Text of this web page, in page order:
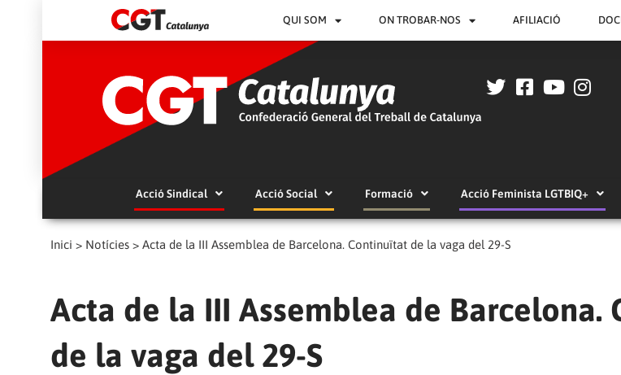
QUI SOM ON TROBAR-NOS AFILIACIÓ
Acció Sindical Acció Social Formació Acció Feminista LGTBIQ+
Inici > Notícies > Acta de la III Assemblea de Barcelona. Continuïtat de la vaga del 29-S
Acta de la III Assemblea de Barcelona.
de la vaga del 29-S